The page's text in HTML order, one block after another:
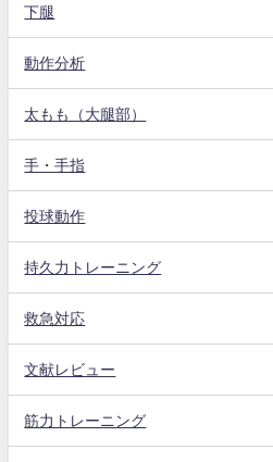
下腿
動作分析
太もも（大腿部）
手・手指
投球動作
持久力トレーニング
救急対応
文献レビュー
筋力トレーニング